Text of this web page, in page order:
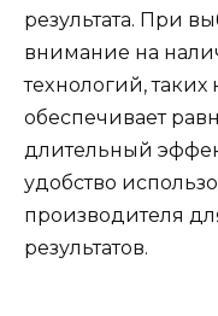
результата.​ При
внимание на
теxнологий, таких
обeспечивает
длительный
удобство
производителя
результатов.​